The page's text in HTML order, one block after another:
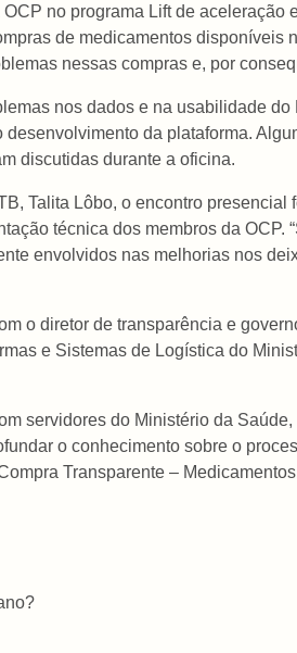
no programa Lift de aceleração
de medicamentos
nessas compras e, por
nos dados e na usabilidade
da plataforma.
discutidas durante a oficina.
Talita Lôbo, o encontro
técnica dos membros da OCP.
envolvidos nas melhorias nos
o diretor de transparência e
e Sistemas de Logística do
servidores do Ministério da
o conhecimento sobre o
Transparente –